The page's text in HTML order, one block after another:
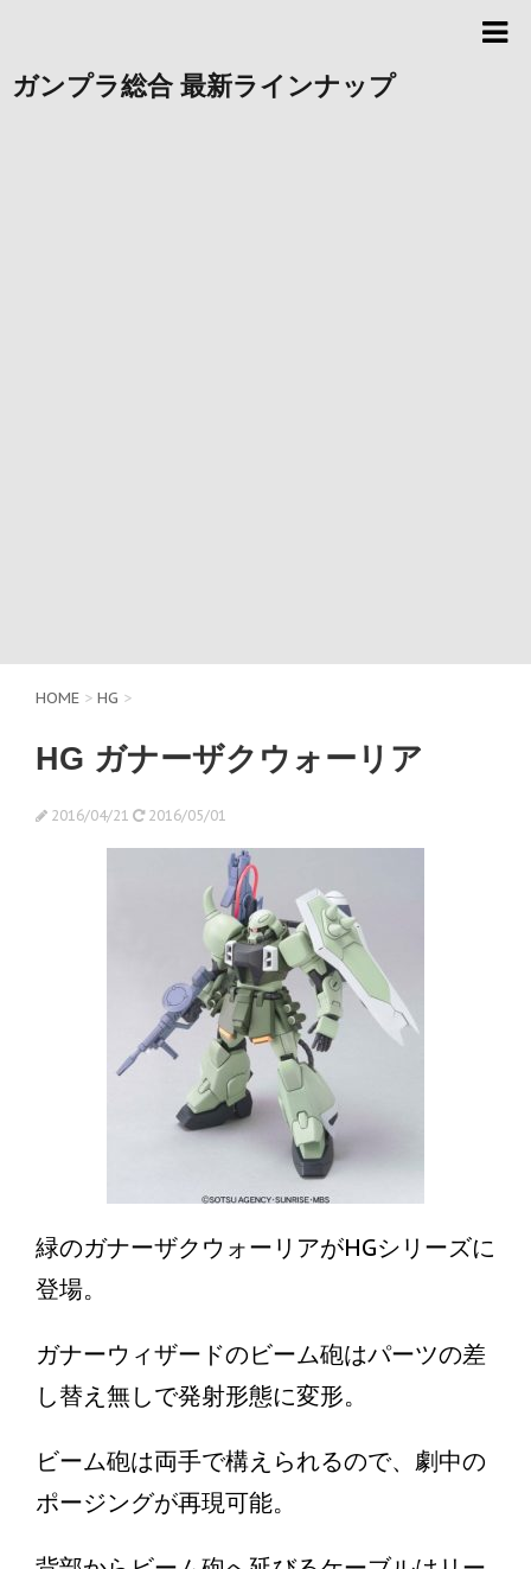
ガンプラ総合 最新ラインナップ
HOME > HG >
HG ガナーザクウォーリア
2016/04/21 2016/05/01
緑のガナーザクウォーリアがHGシリーズに
登場。
ガナーウィザードのビーム砲はパーツの差
し替え無しで発射形態に変形。
ビーム砲は両手で構えられるので、劇中の
ポージングが再現可能。